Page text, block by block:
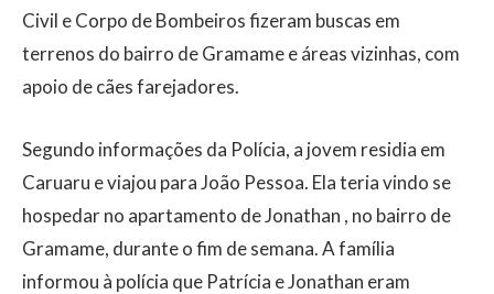
Civil e Corpo de Bombeiros fizeram buscas em
terrenos do bairro de Gramame e áreas vizinhas, com
apoio de cães farejadores.
Segundo informações da Polícia, a jovem residia em
Caruaru e viajou para João Pessoa. Ela teria vindo se
hospedar no apartamento de Jonathan , no bairro de
Gramame, durante o fim de semana. A família
informou à polícia que Patrícia e Jonathan eram